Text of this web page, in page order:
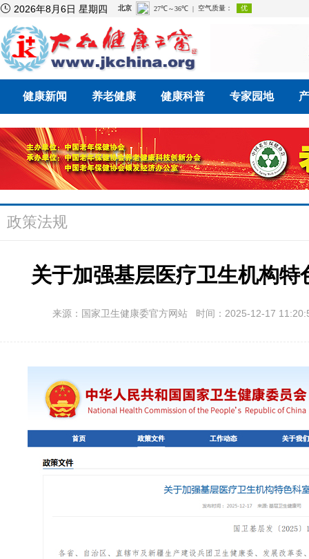
 2026年8月6日 星期四
健康新闻 养老健康 健康科普 专家园地
政策法规
关于加强基层医疗卫生机构
来源：国家卫生健康委官方网站 时间：2025-12-17